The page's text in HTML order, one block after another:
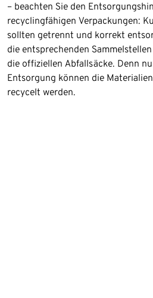
– beachten Sie den
recyclingfähigen Verpackungen:
sollten getrennt und korrekt
die entsprechenden
die offiziellen Abfallsäcke. Denn
Entsorgung können die
recycelt werden.